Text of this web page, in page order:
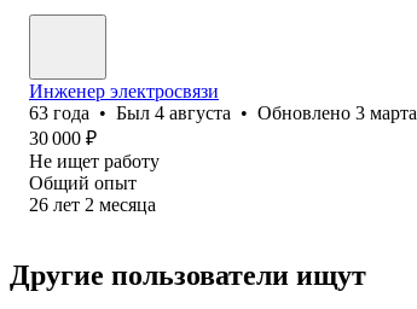
Инженер электросвязи
63 года • Был 4 августа • Обновлено 3 марта
30 000 ₽
Не ищет работу
Общий опыт
26 лет 2 месяца
Другие пользователи ищут